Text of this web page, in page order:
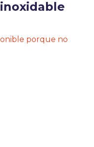
porque no